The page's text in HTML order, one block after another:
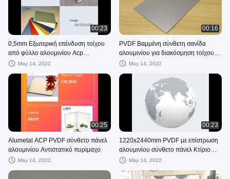
00:23
0,5mm Εξωτερική επένδυση τοίχου
από φύλλο αλουμινίου Acp
πυρίμαχο πυρήνα 1220 X 2440 mm
May 14, 2022
00:16
PVDF Βαμμένη σύνθετη σανίδα
αλουμινίου για διακόσμηση τοίχου
προσόψεων
May 14, 2022
00:25
Alumetal ACP PVDF σύνθετο πάνελ
αλουμινίου Αντιστατικό πυρίμαχο
May 14, 2022
00:23
1220x2440mm PVDF με επίστρωση
αλουμινίου σύνθετο πάνελ Κτίριο
Επένδυση φύλλου ACP
May 14, 2022